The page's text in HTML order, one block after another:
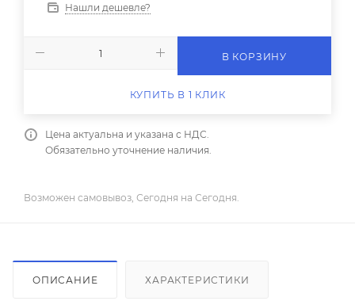
Нашли дешевле?
В КОРЗИНУ
КУПИТЬ В 1 КЛИК
Цена актуальна и указана с НДС.
Обязательно уточнение наличия.
Возможен самовывоз, Сегодня на Сегодня.
ОПИСАНИЕ ХАРАКТЕРИСТИКИ